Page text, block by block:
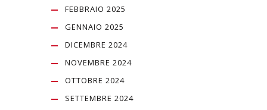
FEBBRAIO 2025
GENNAIO 2025
DICEMBRE 2024
NOVEMBRE 2024
OTTOBRE 2024
SETTEMBRE 2024